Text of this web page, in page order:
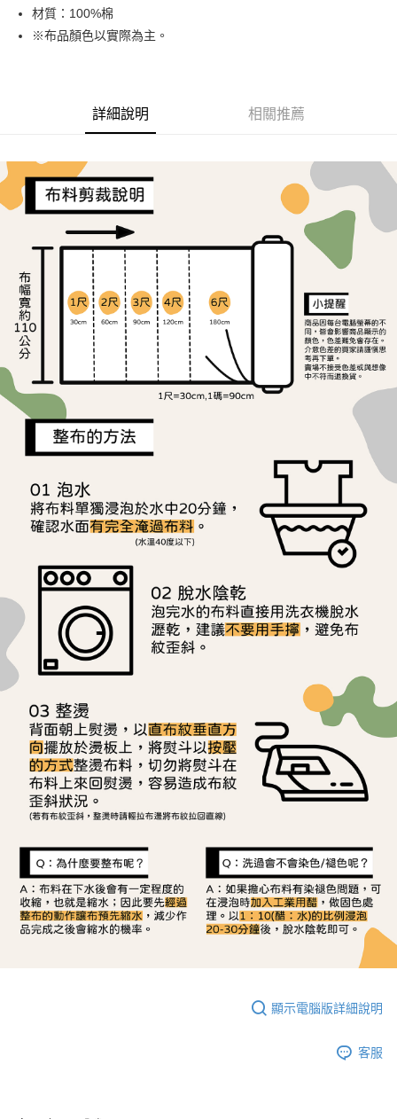
Google Pay
AFTEE先享後付
１．簡單：不需註冊會員、不需綁卡、不需儲值。
３．安心：先確認商品／服務後，再付款。
【「AFTEE先享後付」結帳流程】
１．於結帳方式選擇「AFTEE先享後付」後，將跳轉至「AFTEE先享後付」
結帳頁面，進行簡訊認證並確認金額後，即可完成結帳。
２．訂單成立數日內，您將收到繳費通知簡訊。
３．收到繳費通知簡訊後14天內，點擊此簡訊中的連結，可透過四大超商／
ATM／網路銀行／等多元方式進行付款，方視為交易完成。
※ 請注意：結帳手續完成當下不需立刻繳費，但若您需要取消訂單，請聯絡
購買商品的店家。未經商家同意取消之訂單仍視為有效，需透過AFTEE先享
後付繳納相關費用。
※ 交易是否成功請以「AFTEE先享後付 」之結帳頁面顯示為準，若有關於
是否繳費成功／繳費後需取消欲退款等相關疑問，請聯繫「AFTEE先享後付
客戶支援中心」 https://netprotections.freshdesk.com/support/home
【注意事項】
１．透過由恩沛科技股份有限公司提供之「AFTEE先享後付」服務完成之交
易，需依本服務之必要範圍內提供個人資料，並將交易相關給付款項請求債
權轉讓予恩沛科技股份有限公司。
https://aftee.tw/terms/#terms3
３．未成年的使用者請事先徵得法定代理人或監護人之同意方可使用
「AFTEE先享後付」，若未經同意申辦者引起之損失，本公司不負相關責
任。
４．使用「AFTEE先享後付」時，將依據個別帳號之用戶狀況，依本公司即
時審查核予不同之上限額度；若仍有額度不足之情形，本公司將視審查結果
請求用戶進行身份認證。
５．嚴禁一人註冊多個帳號或使用他人資訊註冊。若發現惡意使用之情形，
恩沛科技股份有限公司將有權停止該用戶之使用額度並採取法律行動。
全家取貨付款
每筆NT$65，滿NT$1,500(含以上)免運費
每筆NT$65，滿NT$1,500(含以上)免運費
宅配
每筆NT$150，滿NT$1,500(含以上)免運費
離島宅配
每筆NT$240
材質：100%棉
※布品顏色以實際為主。
詳細說明 相關推薦
顯示電腦版詳細說明
客服